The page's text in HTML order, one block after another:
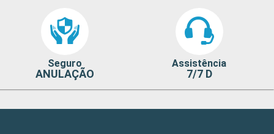
Seguro
ANULAÇÃO
Assistência
7/7 D